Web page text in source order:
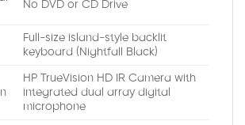
No DVD or CD Drive
Full-size island-style backlit
keyboard (Nightfall Black)
HP TrueVision HD IR Camera with
integrated dual array digital
microphone